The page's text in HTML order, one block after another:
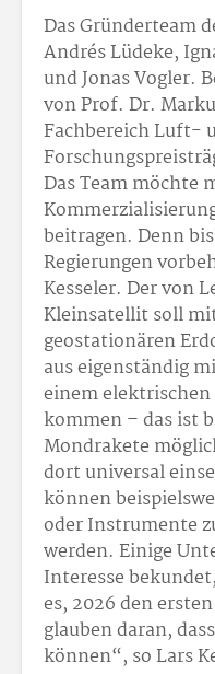
Das Gründerteam
Andrés Lüdeke,
und Jonas Vogler.
von Prof. Dr.
Fachbereich Luft-
Das Team möchte
beitragen. Denn
Regierungen
Kesseler. Der von
Kleinsatellit soll
geostationären
aus eigenständig
einem
kommen – das ist
Mondrakete
dort universal
können
oder Instrumente
werden. Einige
Interesse
es, 2026 den
glauben daran,
können“, so Lars